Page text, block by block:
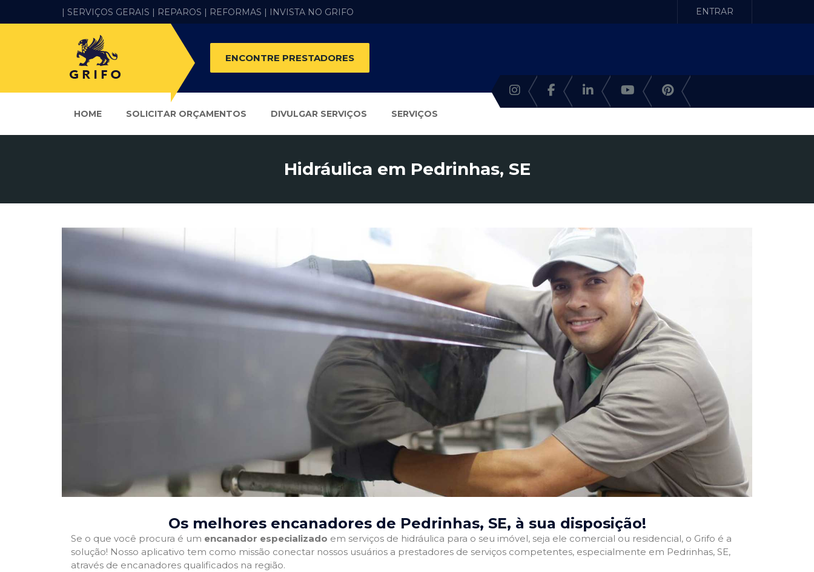
| SERVIÇOS GERAIS | REPAROS | REFORMAS | INVISTA NO GRIFO ENTRAR
ENCONTRE PRESTADORES
HOME SOLICITAR ORÇAMENTOS DIVULGAR SERVIÇOS SERVIÇOS
Hidráulica em Pedrinhas, SE
Os melhores encanadores de Pedrinhas, SE, à sua disposição!
Se o que você procura é um encanador especializado em serviços de hidráulica para o seu imóvel, seja ele comercial ou residencial, o Grifo é a
solução! Nosso aplicativo tem como missão conectar nossos usuários a prestadores de serviços competentes, especialmente em Pedrinhas, SE,
através de encanadores qualificados na região.